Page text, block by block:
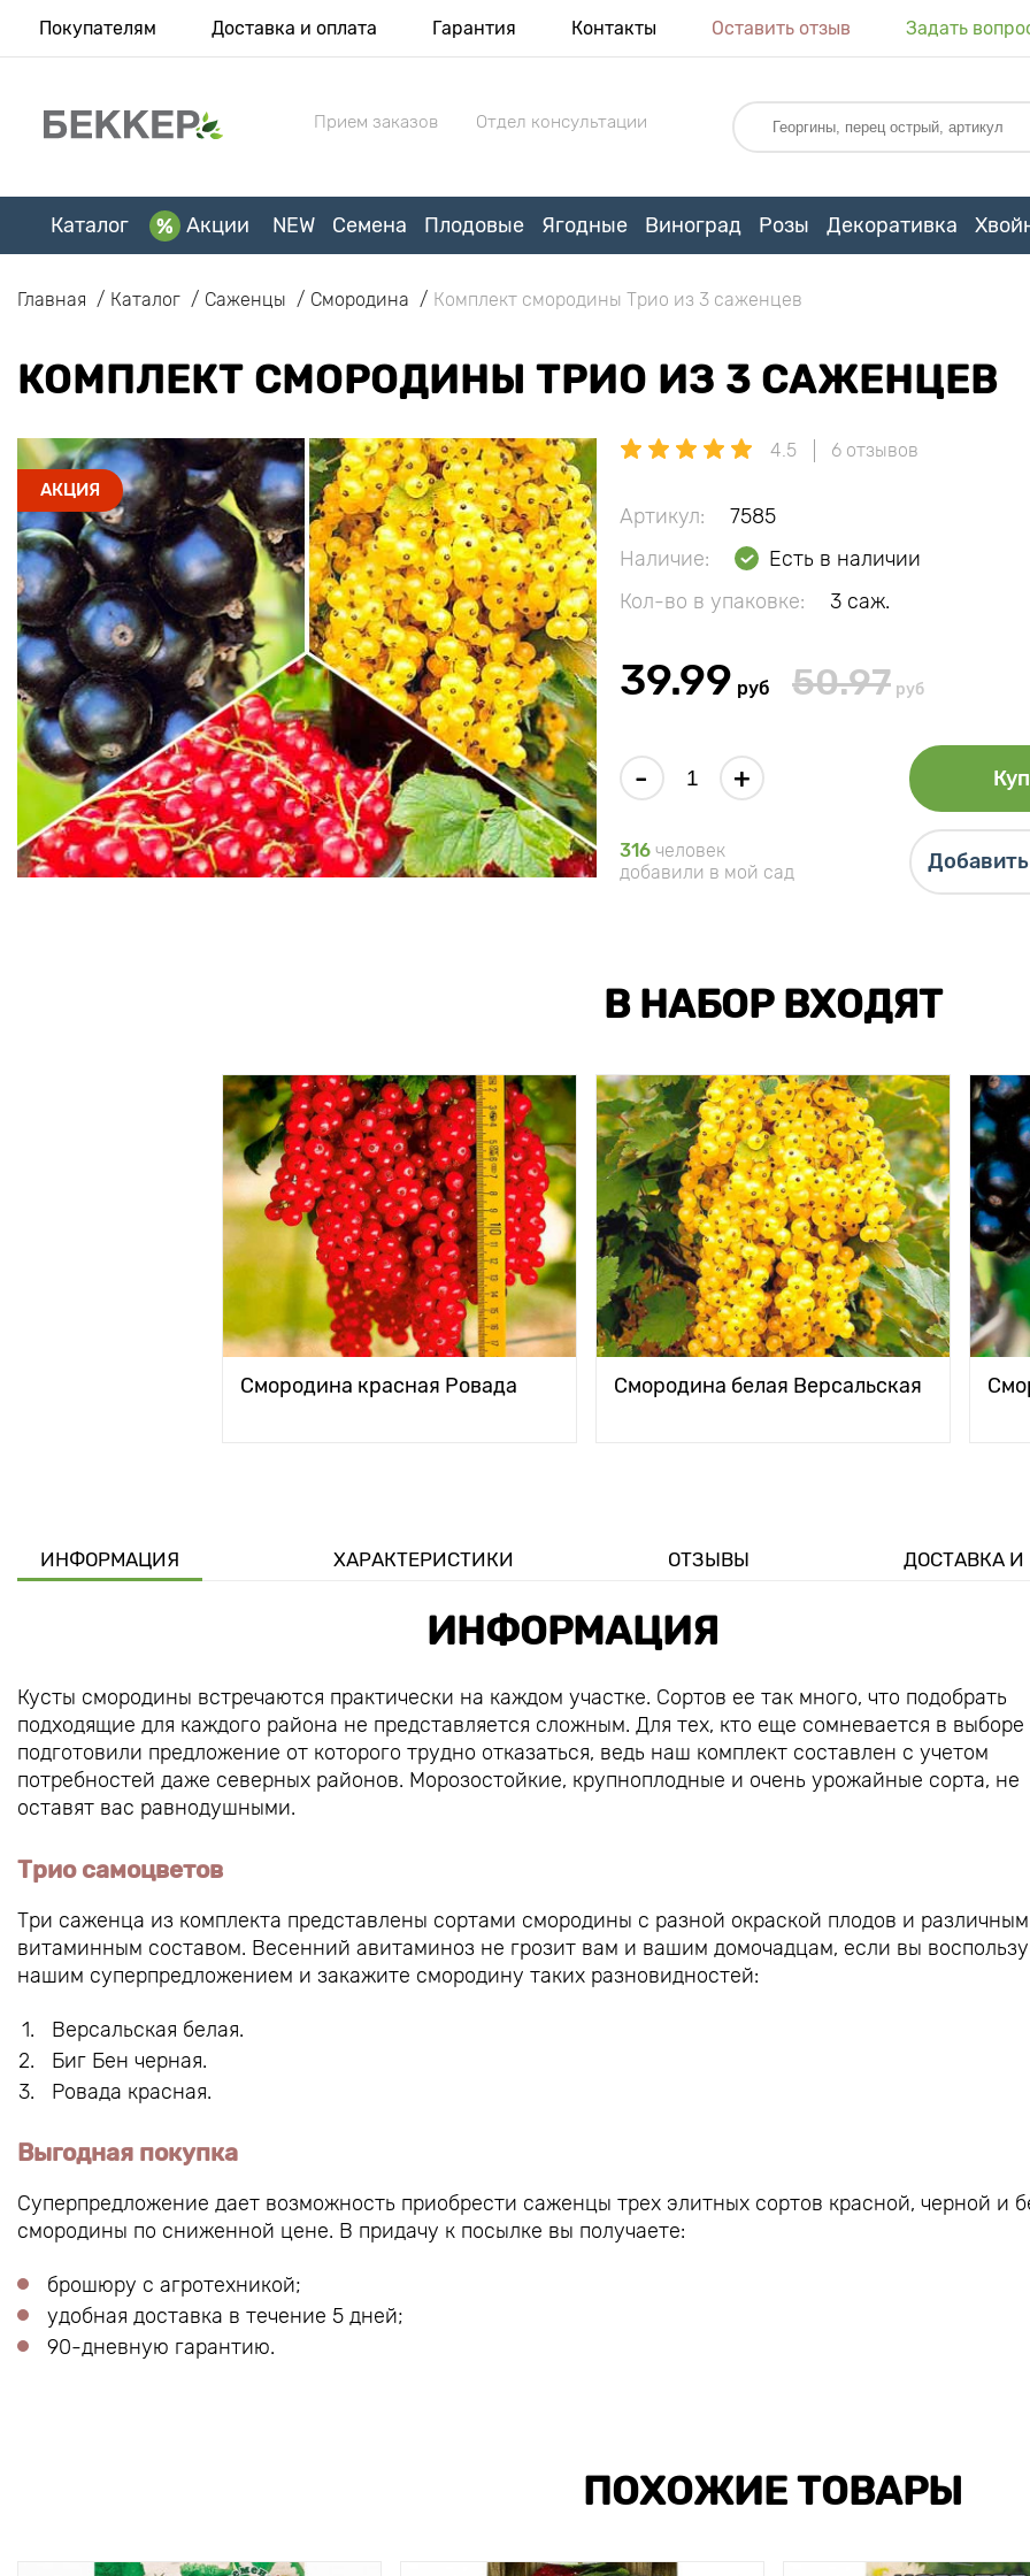
Покупателям Доставка и оплата Гарантия Контакты Оставить отзыв Задать
Прием заказов Отдел консультации
Каталог Акции NEW Семена Плодовые Ягодные Виноград Розы Декоративка
Главная Каталог Саженцы Смородина Комплект смородины Трио из 3 саженцев
КОМПЛЕКТ СМОРОДИНЫ ТРИО ИЗ 3 САЖЕНЦЕВ
АКЦИЯ
4.5 6 отзывов
Артикул:
7585
Наличие:
Есть в наличии
Кол-во в упаковке:
3 саж.
39.99 руб 50.97 руб
- +
316 человек
добавили в мой сад
В НАБОР ВХОДЯТ
Смородина красная Ровада Смородина белая Версальская
ИНФОРМАЦИЯ ХАРАКТЕРИСТИКИ ОТЗЫВЫ ДОСТАВКА И
ИНФОРМАЦИЯ
Кусты смородины встречаются практически на каждом участке. Сортов ее так много, что подобрать
подходящие для каждого района не представляется сложным. Для тех, кто еще сомневается в
подготовили предложение от которого трудно отказаться, ведь наш комплект составлен с учетом
потребностей даже северных районов. Морозостойкие, крупноплодные и очень урожайные сорта, не
оставят вас равнодушными.
Трио самоцветов
Три саженца из комплекта представлены сортами смородины с разной окраской плодов и различным
витаминным составом. Весенний авитаминоз не грозит вам и вашим домочадцам, если вы
нашим суперпредложением и закажите смородину таких разновидностей:
Версальская белая.
Биг Бен черная.
Ровада красная.
Выгодная покупка
Суперпредложение дает возможность приобрести саженцы трех элитных сортов красной, черной и
смородины по сниженной цене. В придачу к посылке вы получаете:
брошюру с агротехникой;
удобная доставка в течение 5 дней;
90-дневную гарантию.
ПОХОЖИЕ ТОВАРЫ